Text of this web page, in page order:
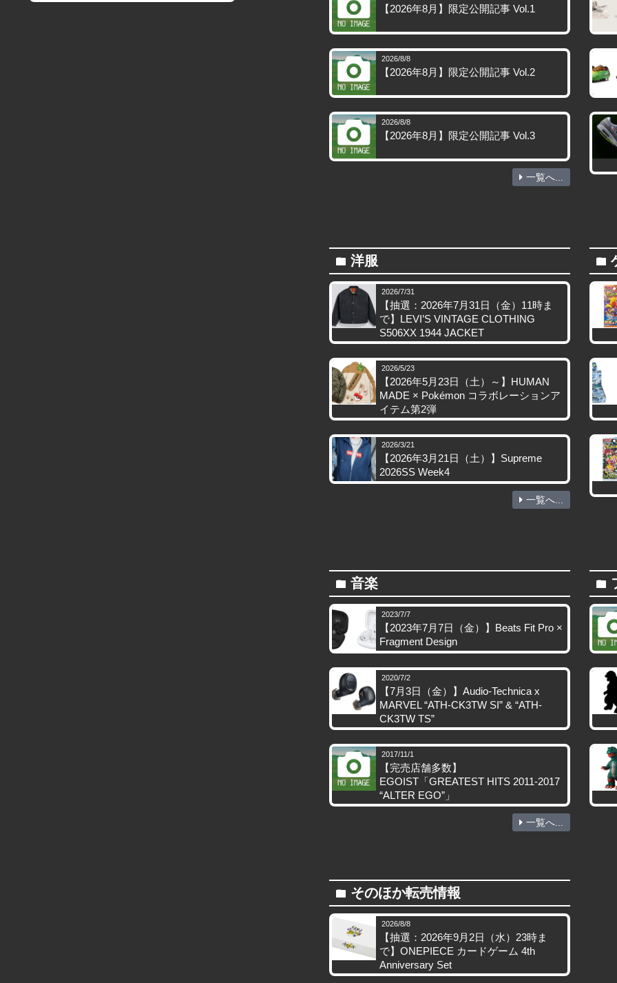
【2026年8月】限定公開記事 Vol.1
2026/8/8
【2026年8月】限定公開記事 Vol.2
2026/8/8
【2026年8月】限定公開記事 Vol.3
一覧へ...
folder 洋服
2026/7/31
【抽選：2026年7月31日（金）11時ま
で】LEVI’S VINTAGE CLOTHING
S506XX 1944 JACKET
2026/5/23
【2026年5月23日（土）～】HUMAN
MADE × Pokémon コラボレーションア
イテム第2弾
2026/3/21
【2026年3月21日（土）】Supreme
2026SS Week4
一覧へ...
folder
folder 音楽
2023/7/7
【2023年7月7日（金）】Beats Fit Pro ×
Fragment Design
2020/7/2
【7月3日（金）】Audio-Technica x
MARVEL “ATH-CK3TW SI” & “ATH-
CK3TW TS”
2017/11/1
【完売店舗多数】
EGOIST「GREATEST HITS 2011-2017
“ALTER EGO”」
一覧へ...
folder
folder そのほか転売情報
2026/8/8
【抽選：2026年9月2日（水）23時ま
で】ONEPIECE カードゲーム 4th
Anniversary Set